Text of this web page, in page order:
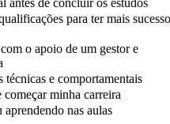
para ter mais sucesso
o apoio de um gestor e
e comportamentais
começar minha carreira
nas aulas